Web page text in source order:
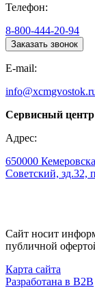
Телефон:
8-800-444-20-94
Заказать звонок
E-mail:
Сервисный центр
Адрес:
650000
Советский, зд.32,
Сайт носит
публичной
Карта сайта
Разработана в B2B